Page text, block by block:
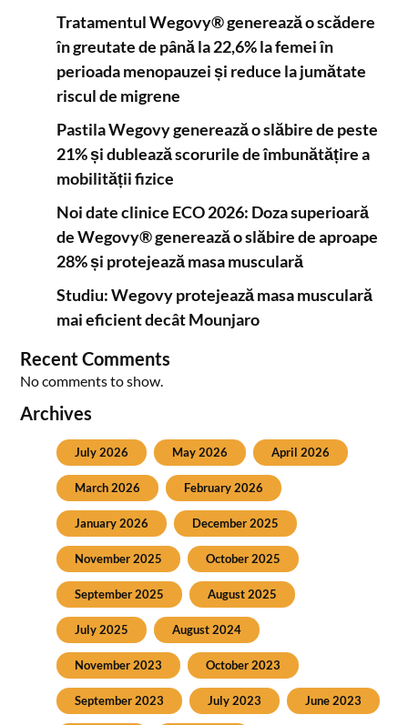
Tratamentul Wegovy® generează o scădere
în greutate de până la 22,6% la femei în
perioada menopauzei și reduce la jumătate
riscul de migrene
Pastila Wegovy generează o slăbire de peste
21% și dublează scorurile de îmbunătățire a
mobilității fizice
Noi date clinice ECO 2026: Doza superioară
de Wegovy® generează o slăbire de aproape
28% și protejează masa musculară
Studiu: Wegovy protejează masa musculară
mai eficient decât Mounjaro
Recent Comments
No comments to show.
Archives
July 2026 May 2026 April 2026
March 2026 February 2026
January 2026 December 2025
November 2025 October 2025
September 2025 August 2025
July 2025 August 2024
November 2023 October 2023
September 2023 July 2023 June 2023